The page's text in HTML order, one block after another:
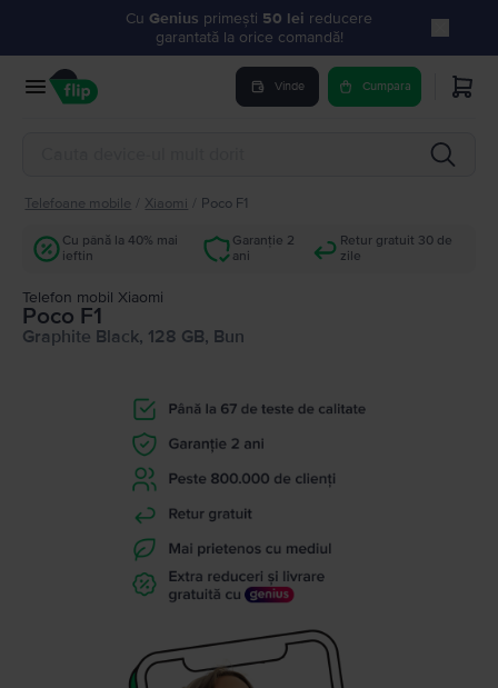
Cu Genius primești 50 lei reducere
garantată la orice comandă!
Vinde Cumpara
Telefoane mobile Xiaomi Poco F1
Cu până la 40% mai
ieftin
Garanție 2
ani
Retur gratuit 30 de
zile
Telefon mobil Xiaomi
Poco F1
Graphite Black, 128 GB, Bun